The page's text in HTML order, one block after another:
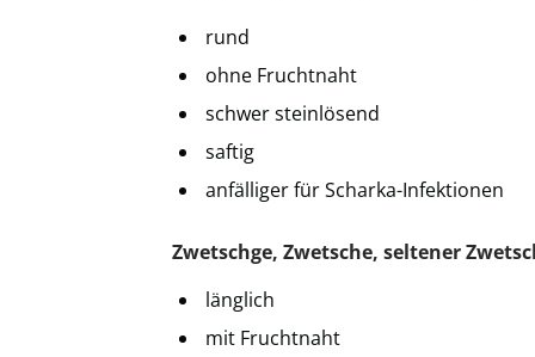
rund
ohne Fruchtnaht
schwer steinlösend
saftig
anfälliger für Scharka-Infektionen
Zwetschge, Zwetsche, seltener
länglich
mit Fruchtnaht